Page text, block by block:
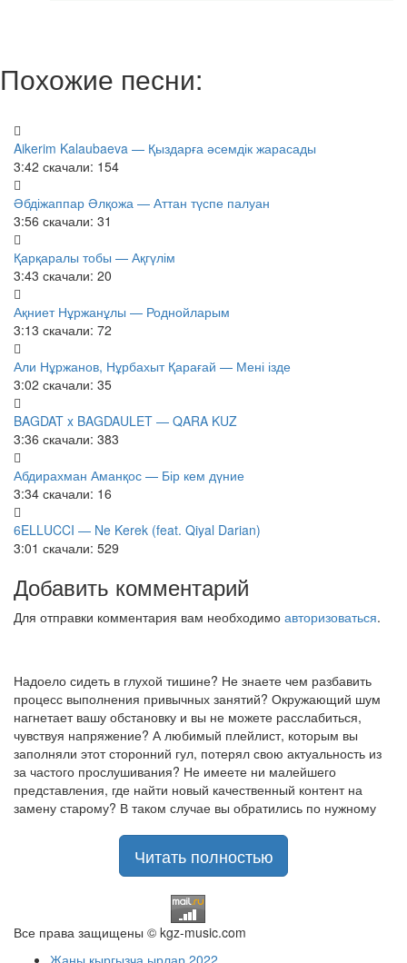
Похожие песни:
Aikerim Kalaubaeva — Қыздарға әсемдік жарасады
3:42 скачали: 154
Әбдіжаппар Әлқожа — Аттан түспе палуан
3:56 скачали: 31
Қарқаралы тобы — Ақгүлім
3:43 скачали: 20
Ақниет Нұржанұлы — Роднойларым
3:13 скачали: 72
Али Нұржанов, Нұрбахыт Қарағай — Мені ізде
3:02 скачали: 35
BAGDAT x BAGDAULET — QARA KUZ
3:36 скачали: 383
Абдирахман Аманқос — Бір кем дүние
3:34 скачали: 16
6ELLUCCI — Ne Kerek (feat. Qiyal Darian)
3:01 скачали: 529
Добавить комментарий
Для отправки комментария вам необходимо авторизоваться.
Надоело сидеть в глухой тишине? Не знаете чем разбавить
процесс выполнения привычных занятий? Окружающий шум
нагнетает вашу обстановку и вы не можете расслабиться,
чувствуя напряжение? А любимый плейлист, которым вы
заполняли этот сторонний гул, потерял свою актуальность из
за частого прослушивания? Не имеете ни малейшего
представления, где найти новый качественный контент на
замену старому? В таком случае вы обратились по нужному
Музыкальный портал KGZ Musicс большой радостью
приветствует своих старых и новых слушателей! Специально
песен всех времён во всех жанровых стилистиках. Огромное
количество старых и новых треков, самые востребованные и
популярные композиции отечественных и зарубежных
Читать полностью
Все права защищены © kgz-music.com
Жаны кыргызча ырлар 2022